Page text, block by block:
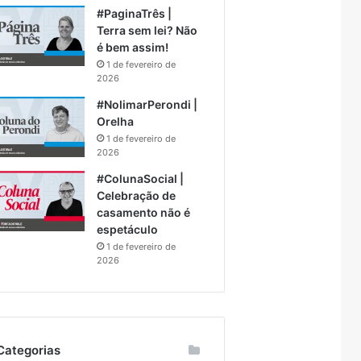
#PaginaTrês |
Terra sem lei? Não
é bem assim!
1 de fevereiro de
2026
#NolimarPerondi |
Orelha
1 de fevereiro de
2026
#ColunaSocial |
Celebração de
casamento não é
espetáculo
1 de fevereiro de
2026